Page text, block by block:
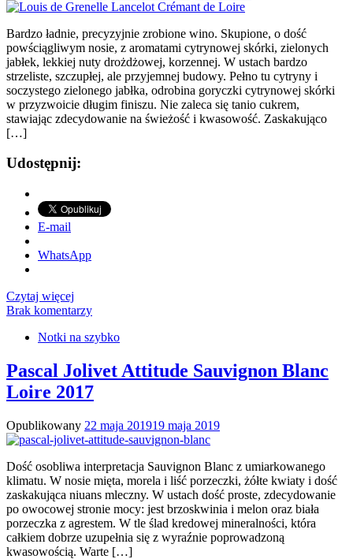
Bardzo ładnie, precyzyjnie zrobione wino. Skupione, o dość
powściągliwym nosie, z aromatami cytrynowej skórki, zielonych
jabłek, lekkiej nuty drożdżowej, korzennej. W ustach bardzo
strzeliste, szczupłej, ale przyjemnej budowy. Pełno tu cytryny i
soczystego zielonego jabłka, odrobina goryczki cytrynowej skórki
w przyzwoicie długim finiszu. Nie zaleca się tanio cukrem,
stawiając zdecydowanie na świeżość i kwasowość. Zaskakująco
[…]
Udostępnij:
E-mail
WhatsApp
Czytaj więcej
Brak komentarzy
Notki na szybko
Pascal Jolivet Attitude Sauvignon Blanc
Loire 2017
Opublikowany 22 maja 201919 maja 2019
Dość osobliwa interpretacja Sauvignon Blanc z umiarkowanego
klimatu. W nosie mięta, morela i liść porzeczki, żółte kwiaty i dość
zaskakująca niuans mleczny. W ustach dość proste, zdecydowanie
po owocowej stronie mocy: jest brzoskwinia i melon oraz biała
porzeczka z agrestem. W tle ślad kredowej mineralności, która
całkiem dobrze uzupełnia się z wyraźnie poprowadzoną
kwasowością. Warte […]